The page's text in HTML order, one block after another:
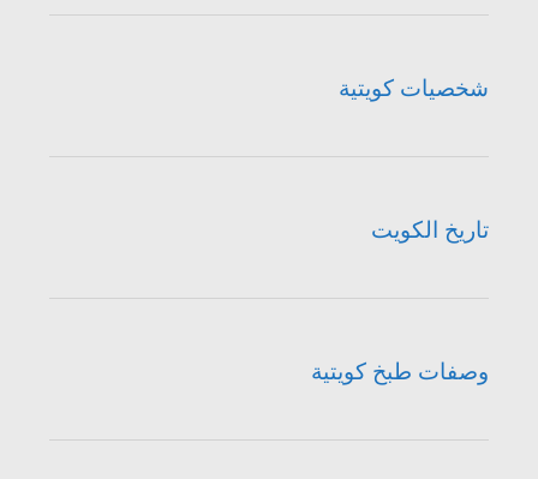
شخصيات كويتية
تاريخ الكويت
وصفات طبخ كويتية